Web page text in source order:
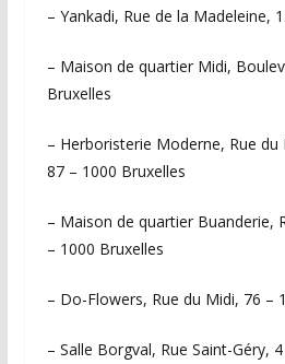
– Yankadi, Rue de la Madeleine,
– Maison de quartier Midi,
Bruxelles
– Herboristerie Moderne, Rue du
87 – 1000 Bruxelles
– Maison de quartier Buanderie,
– 1000 Bruxelles
– Do-Flowers, Rue du Midi, 76 –
– Salle Borgval, Rue Saint-Géry,